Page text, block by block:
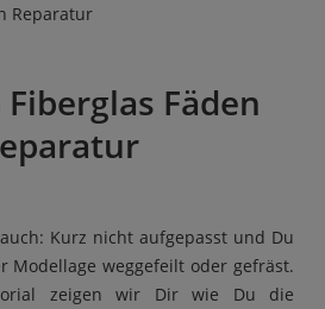
Reparatur
Fäden
Kurz nicht aufgepasst und Du
Modellage weggefeilt oder gefräst.
zeigen wir Dir wie Du die